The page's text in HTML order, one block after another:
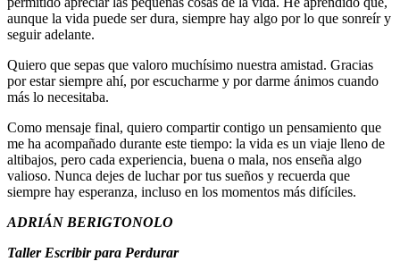
aunque la vida puede ser dura, siempre hay algo por lo que sonreír y
seguir adelante.
Quiero que sepas que valoro muchísimo nuestra amistad. Gracias
por estar siempre ahí, por escucharme y por darme ánimos cuando
más lo necesitaba.
Como mensaje final, quiero compartir contigo un pensamiento que
me ha acompañado durante este tiempo: la vida es un viaje lleno de
altibajos, pero cada experiencia, buena o mala, nos enseña algo
valioso. Nunca dejes de luchar por tus sueños y recuerda que
siempre hay esperanza, incluso en los momentos más difíciles.
ADRIÁN BERIGTONOLO
Taller Escribir para Perdurar